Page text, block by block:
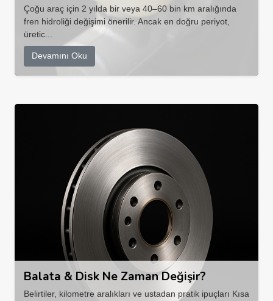
Çoğu araç için 2 yılda bir veya 40–60 bin km aralığında
fren hidroliği değişimi önerilir. Ancak en doğru periyot,
üretic...
Devamını Oku
Balata & Disk Ne Zaman Değişir?
Belirtiler, kilometre aralıkları ve ustadan pratik ipuçları Kısa